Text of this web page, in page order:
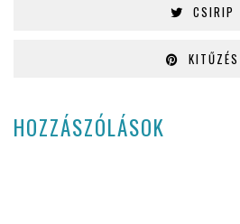
CSIRIP
KITŰZÉS
HOZZÁSZÓLÁSOK